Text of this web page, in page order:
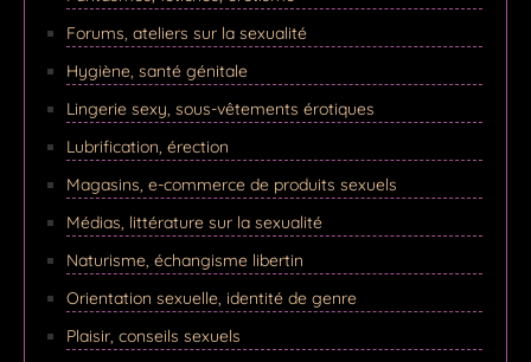
Forums, ateliers sur la sexualité
Hygiène, santé génitale
Lingerie sexy, sous-vêtements érotiques
Lubrification, érection
Magasins, e-commerce de produits sexuels
Médias, littérature sur la sexualité
Naturisme, échangisme libertin
Orientation sexuelle, identité de genre
Plaisir, conseils sexuels